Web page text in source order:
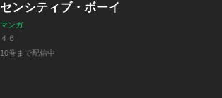
センシティブ・ボーイ
マンガ
４６
10巻まで配信中